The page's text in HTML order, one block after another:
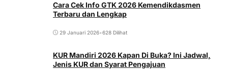
Cara Cek Info GTK 2026 Kemendikdasmen
Terbaru dan Lengkap
29 Januari 2026•628 Dilihat
KUR Mandiri 2026 Kapan Di Buka? Ini Jadwal,
Jenis KUR dan Syarat Pengajuan